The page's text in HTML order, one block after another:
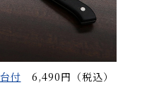
付 6,490円（税込）